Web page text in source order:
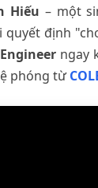
Hiếu – một
định
ngay
phóng từ